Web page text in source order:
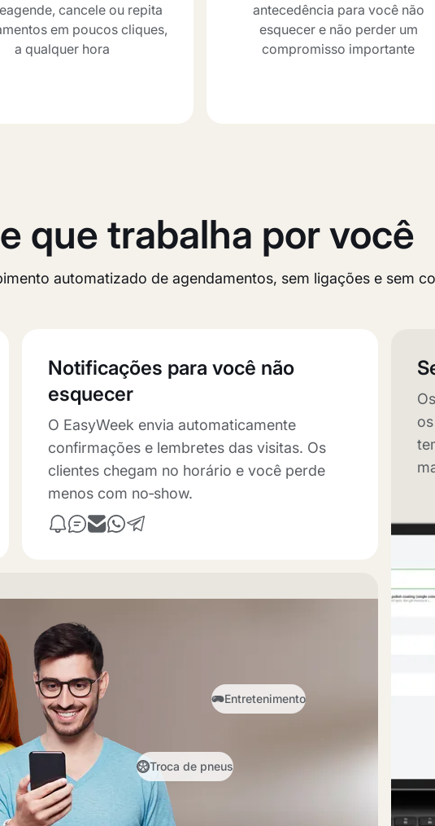
cancele ou repita
em poucos cliques,
a qualquer hora
antecedência para você não
esquecer e não perder um
compromisso importante
que trabalha por você
automatizado de agendamentos, sem ligações e sem
Notificações para você não
esquecer
O EasyWeek envia automaticamente
confirmações e lembretes das visitas. Os
clientes chegam no horário e você perde
menos com no‑show.
Entretenimento
Troca de pneus